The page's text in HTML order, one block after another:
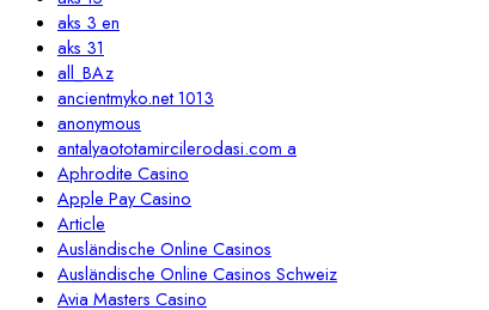
aks 3 en
aks 31
all_BAz
ancientmyko.net 1013
anonymous
antalyaototamircilerodasi.com a
Aphrodite Casino
Apple Pay Casino
Article
Ausländische Online Casinos
Ausländische Online Casinos Schweiz
Avia Masters Casino